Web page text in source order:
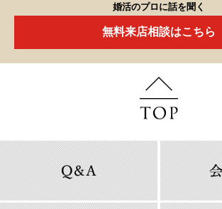
婚活のプロに話を聞く
無料来店相談はこちら